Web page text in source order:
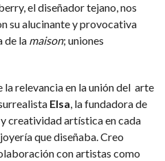
el diseñador tejano, nos
su alucinante y provocativa
de la maison; uniones
la relevancia en la unión del arte
Elsa, la fundadora de
creatividad artística en cada
que diseñaba. Creo
con artistas como